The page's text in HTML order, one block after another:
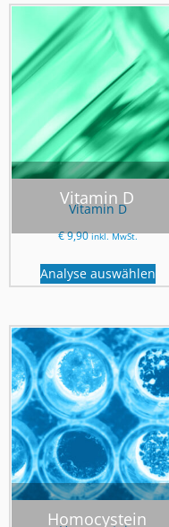
Vitamin D
Vitamin D
€9,90 inkl. MwSt.
Analyse auswählen
Homocystein